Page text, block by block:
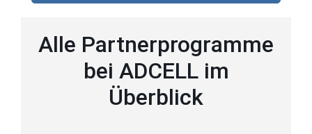
Alle Partnerprogramme
bei ADCELL im
Überblick